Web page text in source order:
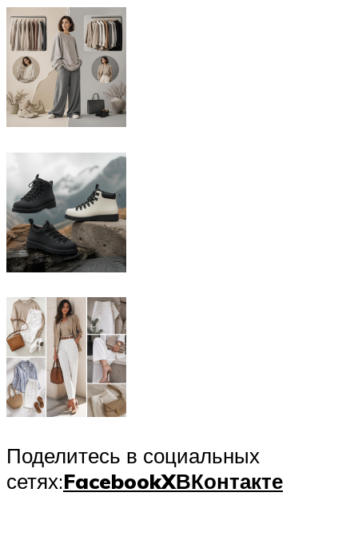
Поделитесь в социальных
сетях:FacebookXВКонтакте